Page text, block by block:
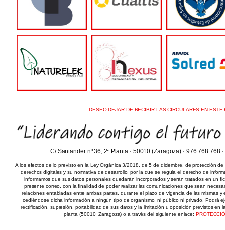
DESEO DEJAR DE RECIBIR LAS CIRCULARES EN ESTE
C/ Santander nº 36, 2ª Planta · 50010 (Zaragoza) · 976 768 768
A los efectos de lo previsto en la Ley Orgánica 3/2018, de 5 de diciembre, de protección
derechos digitales y su normativa de desarrollo, por la que se regula el derecho de
informamos que sus datos personales quedarán incorporados y serán tratados en un
presente correo, con la finalidad de poder realizar las comunicaciones que sean
relaciones entabladas entre ambas partes, durante el plazo de vigencia de las mismas y
cediéndose dicha información a ningún tipo de organismo, ni público ni privado. Podrá
rectificación, supresión, portabilidad de sus datos y la limitación u oposición previstos en
planta (50010  Zaragoza) o a través del siguiente enlace: